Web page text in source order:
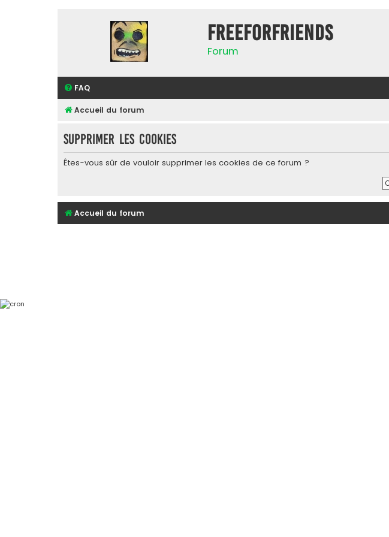
FreeForFriends
Forum
FAQ
Accueil du forum
Supprimer les cookies
Êtes-vous sûr de vouloir supprimer les cookies de ce forum ?
Accueil du forum